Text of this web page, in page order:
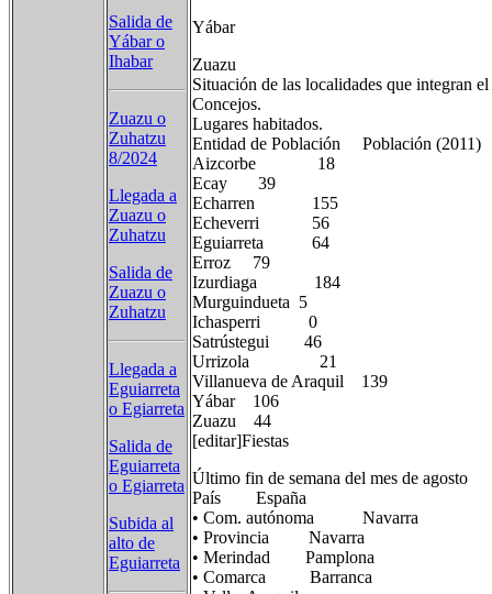
Salida de
Yábar o
Ihabar
Zuazu o
Zuhatzu
8/2024
Llegada a
Zuazu o
Zuhatzu
Salida de
Zuazu o
Zuhatzu
Llegada a
Eguiarreta
o Egiarreta
Salida de
Eguiarreta
o Egiarreta
Subida al
alto de
Eguiarreta
Yábar
Zuazu
Situación de las localidades que integran
Concejos.
Lugares habitados.
Entidad de Población Población (2011)
Aizcorbe 18
Ecay 39
Echarren 155
Echeverri 56
Eguiarreta 64
Erroz 79
Izurdiaga 184
Murguindueta 5
Ichasperri 0
Satrústegui 46
Urrizola 21
Villanueva de Araquil 139
Yábar 106
Zuazu 44
[editar]Fiestas
Último fin de semana del mes de agosto
País España
• Com. autónoma Navarra
• Provincia Navarra
• Merindad Pamplona
• Comarca Barranca